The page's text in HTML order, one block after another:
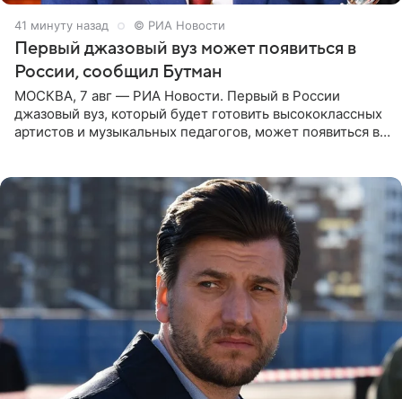
42 минуты назад © РИА Новости
Первый джазовый вуз может появиться в
России, сообщил Бутман
МОСКВА, 7 авг — РИА Новости. Первый в России
джазовый вуз, который будет готовить высококлассных
артистов и музыкальных педагогов, может появиться в